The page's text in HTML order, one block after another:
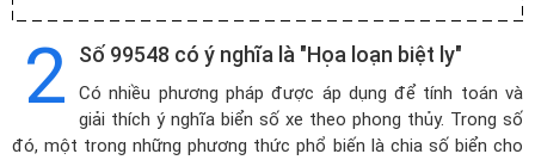
2 Số 99548 có ý nghĩa là "Họa loạn biệt ly"
Có nhiều phương pháp được áp dụng để tính toán và
giải thích ý nghĩa biển số xe theo phong thủy. Trong số
đó, một trong những phương thức phổ biến là chia số biển cho